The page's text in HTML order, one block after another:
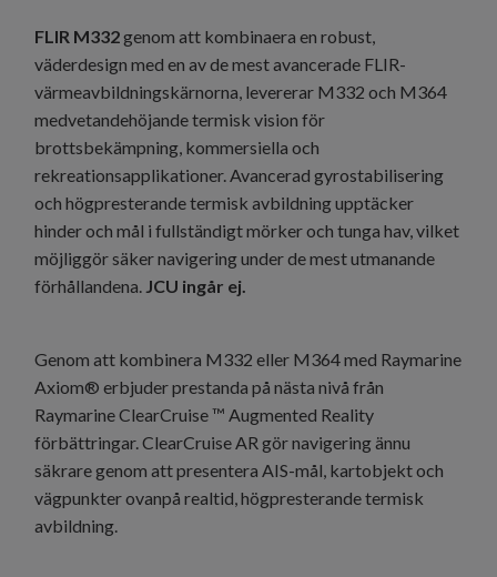
FLIR M332genom att kombinaera en robust,
väderdesign med en av de mest avancerade FLIR-
värmeavbildningskärnorna, levererar M332 och M364
medvetandehöjande termisk vision för
brottsbekämpning, kommersiella och
rekreationsapplikationer. Avancerad gyrostabilisering
och högpresterande termisk avbildning upptäcker
hinder och mål i fullständigt mörker och tunga hav, vilket
möjliggör säker navigering under de mest utmanande
förhållandena. JCU ingår ej.
Genom att kombinera M332 eller M364 med Raymarine
Axiom® erbjuder prestanda på nästa nivå från
Raymarine ClearCruise ™ Augmented Reality
förbättringar. ClearCruise AR gör navigering ännu
säkrare genom att presentera AIS-mål, kartobjekt och
vägpunkter ovanpå realtid, högpresterande termisk
avbildning.